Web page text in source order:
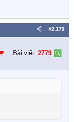
#2,179
Bài viết: 2779